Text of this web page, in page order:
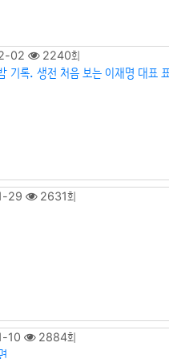
02 2240회
록. 생전 처음 보는 이재명 대표
29 2631회
10 2884회